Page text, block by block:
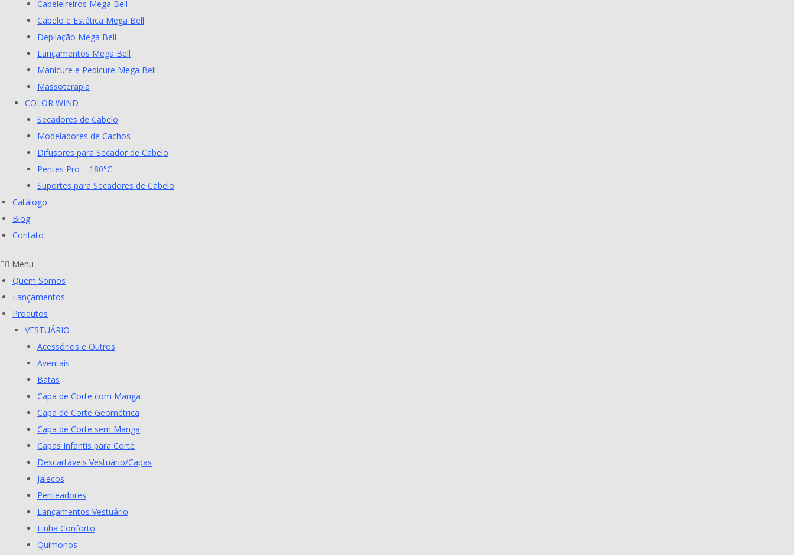
Cabeleireiros Mega Bell
Cabelo e Estética Mega Bell
Depilação Mega Bell
Lançamentos Mega Bell
Manicure e Pedicure Mega Bell
Massoterapia
COLOR WIND
Secadores de Cabelo
Modeladores de Cachos
Difusores para Secador de Cabelo
Pentes Pro – 180°C
Suportes para Secadores de Cabelo
Catálogo
Blog
Contato
Menu
Quem Somos
Lançamentos
Produtos
VESTUÁRIO
Acessórios e Outros
Aventais
Batas
Capa de Corte com Manga
Capa de Corte Geométrica
Capa de Corte sem Manga
Capas Infantis para Corte
Descartáveis Vestuário/Capas
Jalecos
Penteadores
Lançamentos Vestuário
Linha Conforto
Quimonos